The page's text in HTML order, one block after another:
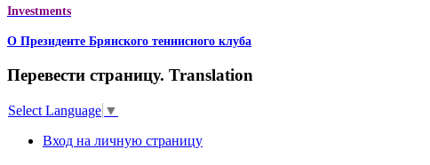
Investments
О Президенте Брянского теннисного клуба
Перевести страницу. Translation
Select Language ▼
Вход на личную страницу